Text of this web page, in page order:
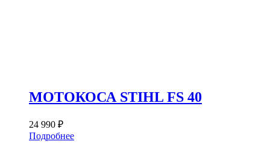
МОТОКОСА STIHL FS 40
24 990 ₽
Подробнее